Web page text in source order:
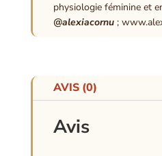
physiologie féminine et
@alexiacornu;
AVIS (0)
Avis